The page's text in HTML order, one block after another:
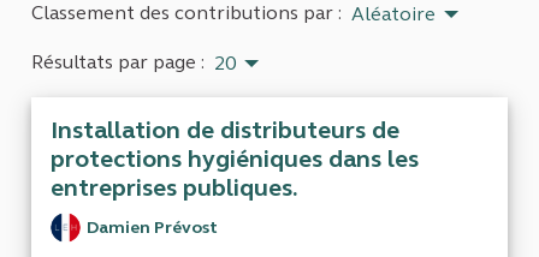
Classement des contributions par : Aléatoire
Résultats par page : 20
Installation de distributeurs de
protections hygiéniques dans les
entreprises publiques.
Damien Prévost